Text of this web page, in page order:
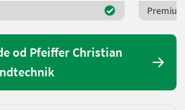
od Pfeiffer Christian